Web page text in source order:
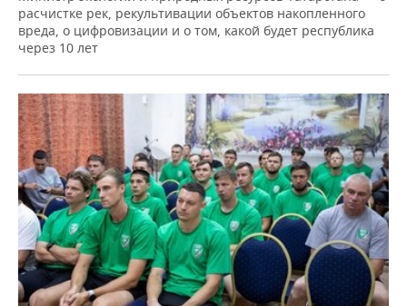
расчистке рек, рекультивации объектов накопленного
вреда, о цифровизации и о том, какой будет республика
через 10 лет